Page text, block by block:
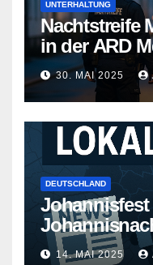
UNTERHALTUNG
Nachtstreife
in der ARD
30. MAI 2025
DEUTSCHLAND
Johannisfest
Feuerwerk
14. MAI 2025